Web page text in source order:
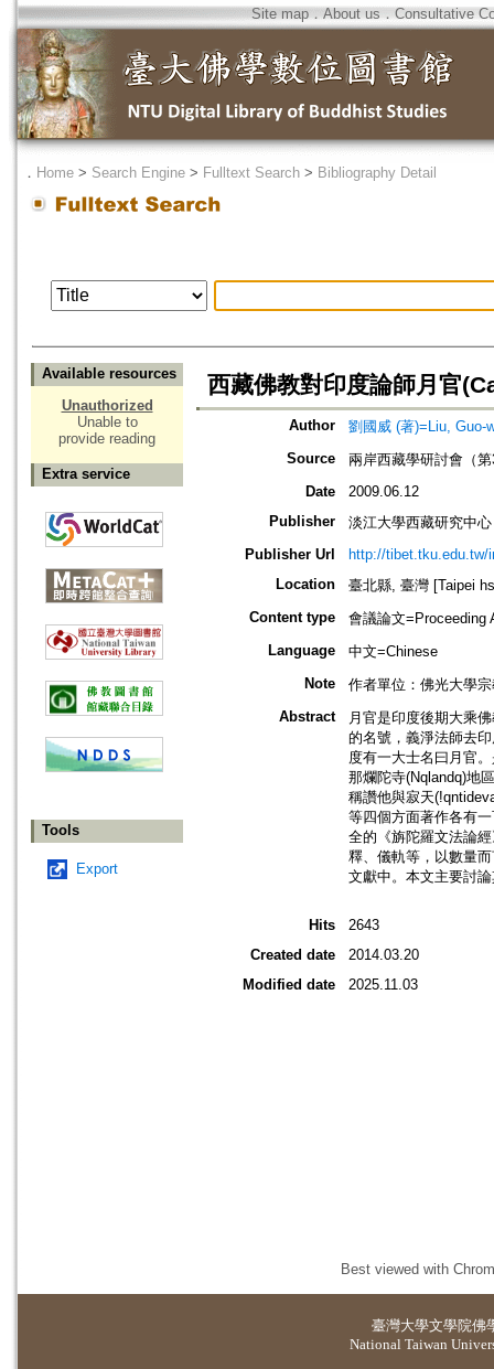
Site map．About us ． Consultative
． Home > Search Engine > Fulltext Search > Bibliography Detail
Available resources
Unauthorized
Unable to
provide reading
Extra service
Tools
Export
西藏佛教對印度論師月官
Author
劉國威 (著)=Liu, Guo-
Source
兩岸西藏學研討會（
Date
2009.06.12
Publisher
淡江大學西藏研究中心
Publisher Url
http://tibet.tku.edu.tw/
Location
臺北縣, 臺灣 [Taipei
Content type
會議論文=Proceeding
Language
中文=Chinese
Note
作者單位：佛光大學
Abstract
月官是印度後期大乘
的名號，義淨法師去
度有一大士名曰月官
那爛陀寺(Nqlandq)地
稱讚他與寂天
等四個方面著作各有
全的《旃陀羅文法論
釋、儀軌等，以數量
文獻中。本文主要討
Hits
2643
Created date
2014.03.20
Modified date
2025.11.03
Best viewed with
臺灣大學文學院佛
National Taiwan